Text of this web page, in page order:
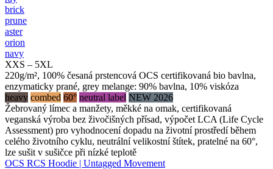
brick
prune
aster
orion
navy
XXS – 5XL
220g/m², 100% česaná prstencová OCS certifikovaná bio bavlna,
enzymaticky prané, grey melange: 90% bavlna, 10% viskóza
heavy combed 60° neutral label NEW 2026
Žebrovaný límec a manžety, měkké na omak, certifikovaná
veganská výroba bez živočišných přísad, výpočet LCA (Life Cycle
Assessment) pro vyhodnocení dopadu na životní prostředí během
celého životního cyklu, neutrální velikostní štítek, pratelné na 60°,
lze sušit v sušičce při nízké teplotě
OCS RCS Hoodie | Untagged Movement